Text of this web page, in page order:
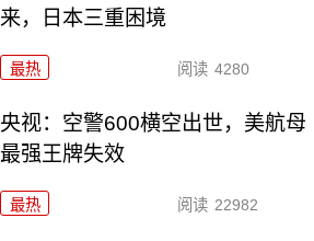
来，日本三重困境
最热 阅读 4280
央视：空警600横空出世，美航母
最强王牌失效
最热 阅读 22982